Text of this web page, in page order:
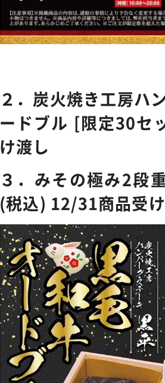
２．炭火焼き工房ハ
ードブル [限定30セ
け渡し
３．みその極み2段
(税込) 12/31商品受